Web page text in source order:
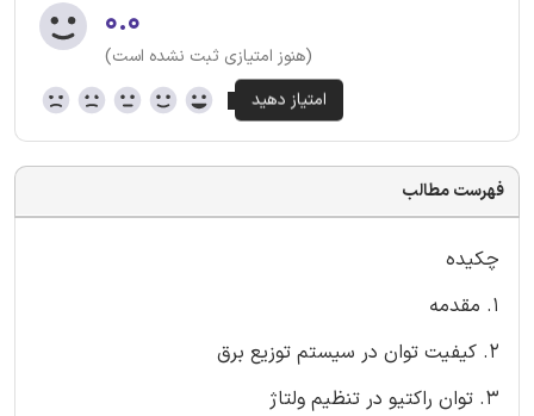
۰.۰
(هنوز امتیازی ثبت نشده است)
فهرست مطالب
چکیده
1. مقدمه
2. کیفیت توان در سیستم توزیع برق
3. توان راکتیو در تنظیم ولتاژ